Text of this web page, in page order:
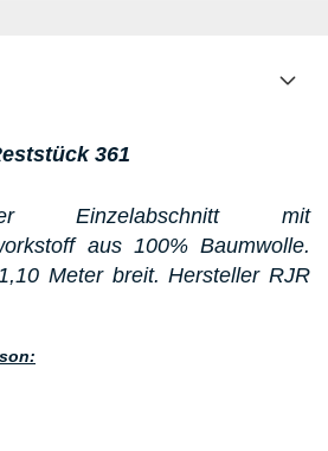
361
Einzelabschnitt mit
aus 100% Baumwolle.
Meter breit. Hersteller RJR